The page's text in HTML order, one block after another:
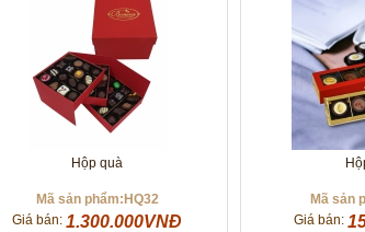
Hộp quà
Mã sản phẩm:HQ32
Giá bán: 1.300.000VNĐ
Mã sản
Giá bán: